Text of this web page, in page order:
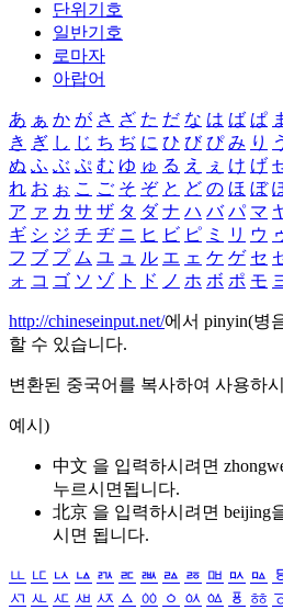
단위기호
일반기호
로마자
아랍어
あ ぁ か が さ ざ た だ な は ば ぱ
き ぎ し じ ち ぢ に ひ び ぴ み り
ぬ ふ ぶ ぷ む ゆ ゅ る え ぇ け げ
れ お ぉ こ ご そ ぞ と ど の ほ ぼ
ア ァ カ サ ザ タ ダ ナ ハ バ パ マ
ギ シ ジ チ ヂ ニ ヒ ビ ピ ミ リ ウ
フ ブ プ ム ユ ュ ル エ ェ ケ ゲ セ
ォ コ ゴ ソ ゾ ト ド ノ ホ ボ ポ モ
http://chineseinput.net/에서 pinyin(병
할 수 있습니다.
변환된 중국어를 복사하여 사용하
예시)
中文 을 입력하시려면
누르시면됩니다.
北京 을 입력하시려면 beijing
시면 됩니다.
ㅥ ㅦ ㅧ ㅨ ㅩ ㅪ ㅫ ㅬ ㅭ ㅮ ㅯ ㅰ
ㅺ ㅻ ㅼ ㅽ ㅾ ㅿ ㆀ ㆁ ㆂ ㆃ ㆄ ㆅ